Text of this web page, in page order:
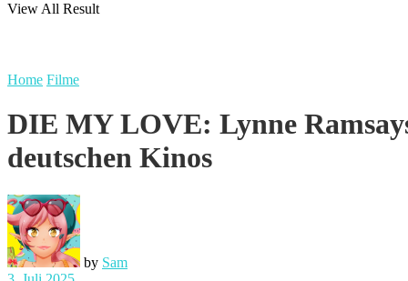
View All Result
Home Filme
DIE MY LOVE: Lynne
deutschen Kinos
by Sam